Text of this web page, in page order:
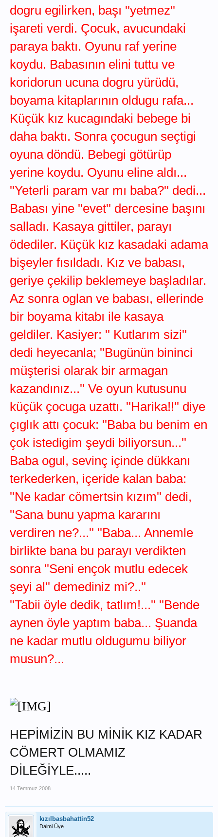
dogru egilirken, başı ''yetmez''
işareti verdi. Çocuk, avucundaki
paraya baktı. Oyunu raf yerine
koydu. Babasının elini tuttu ve
koridorun ucuna dogru yürüdü,
boyama kitaplarının oldugu rafa...
Küçük kız kucagındaki bebege bi
daha baktı. Sonra çocugun seçtigi
oyuna döndü. Bebegi götürüp
yerine koydu. Oyunu eline aldı...
''Yeterli param var mı baba?'' dedi...
Babası yine ''evet'' dercesine başını
salladı. Kasaya gittiler, parayı
ödediler. Küçük kız kasadaki adama
bişeyler fısıldadı. Kız ve babası,
geriye çekilip beklemeye başladılar.
Az sonra oglan ve babası, ellerinde
bir boyama kitabı ile kasaya
geldiler. Kasiyer: '' Kutlarım sizi''
dedi heyecanla; ''Bugünün bininci
müşterisi olarak bir armagan
kazandınız...'' Ve oyun kutusunu
küçük çocuga uzattı. ''Harika!!'' diye
çıglık attı çocuk: ''Baba bu benim en
çok istedigim şeydi biliyorsun...''
Baba ogul, sevinç içinde dükkanı
terkederken, içeride kalan baba:
''Ne kadar cömertsin kızım'' dedi,
''Sana bunu yapma kararını
verdiren ne?...'' ''Baba... Annemle
birlikte bana bu parayı verdikten
sonra ''Seni ençok mutlu edecek
şeyi al'' demediniz mi?..''
''Tabii öyle dedik, tatlım!...'' ''Bende
aynen öyle yaptım baba... Şuanda
ne kadar mutlu oldugumu biliyor
musun?...
HEPİMİZİN BU MİNİK KIZ KADAR
CÖMERT OLMAMIZ
DİLEĞİYLE.....
14 Temmuz 2008
kızılbasbahattin52
Daimi Üye